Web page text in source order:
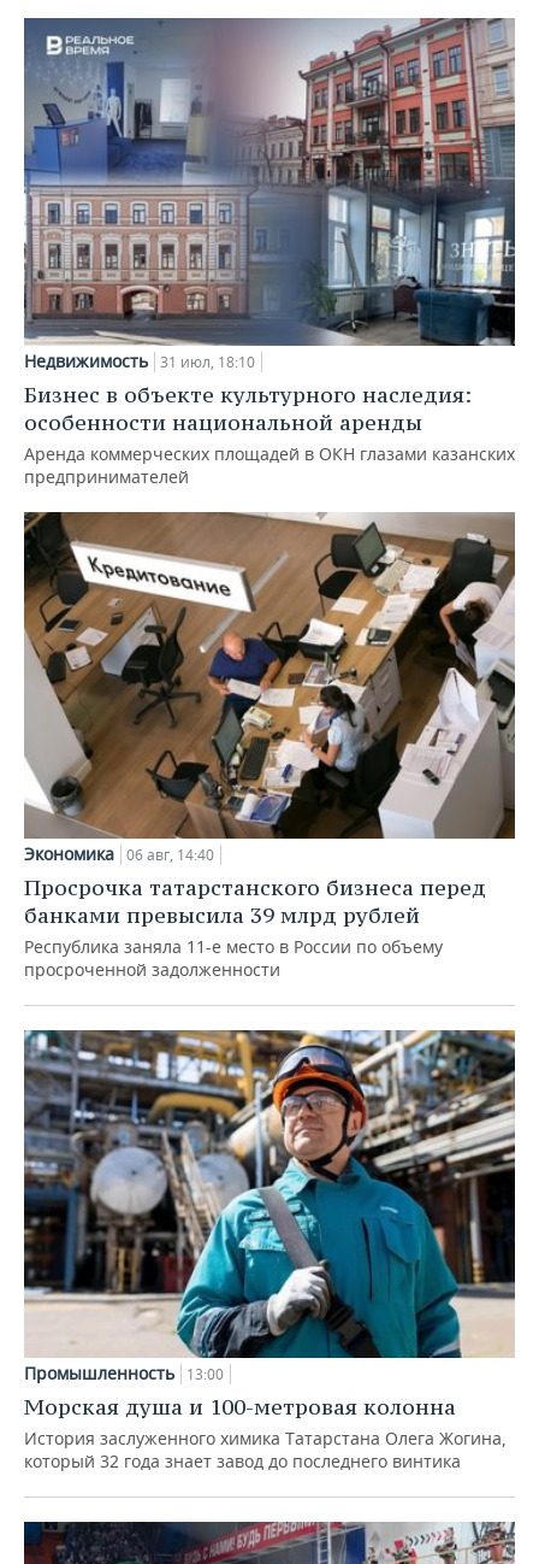
Недвижимость 31 июл, 18:10
Бизнес в объекте культурного наследия:
особенности национальной аренды
Аренда коммерческих площадей в ОКН глазами казанских
предпринимателей
Экономика 06 авг, 14:40
Просрочка татарстанского бизнеса перед
банками превысила 39 млрд рублей
Республика заняла 11-е место в России по объему
просроченной задолженности
Промышленность 13:00
Морская душа и 100-метровая колонна
История заслуженного химика Татарстана Олега Жогина,
который 32 года знает завод до последнего винтика